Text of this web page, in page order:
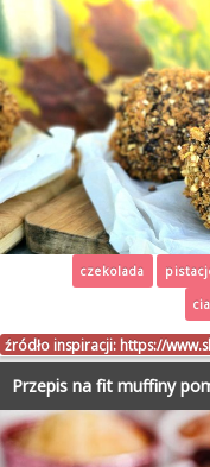
czekolada
źródło inspiracji: https://
Przepis na fit muffiny